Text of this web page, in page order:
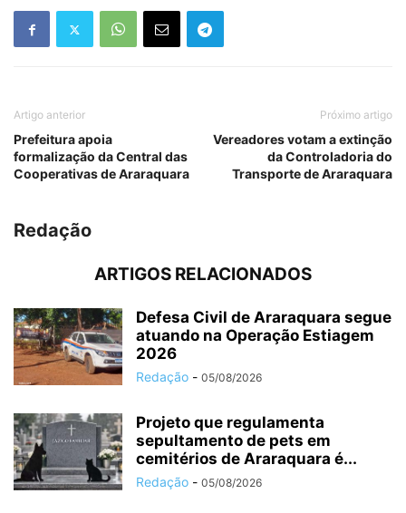
Artigo anterior
Prefeitura apoia
formalização da Central das
Cooperativas de Araraquara
Próximo artigo
Vereadores votam a extinção
da Controladoria do
Transporte de Araraquara
Redação
ARTIGOS RELACIONADOS
Defesa Civil de Araraquara segue
atuando na Operação Estiagem
2026
Redação - 05/08/2026
Projeto que regulamenta
sepultamento de pets em
cemitérios de Araraquara é...
Redação - 05/08/2026